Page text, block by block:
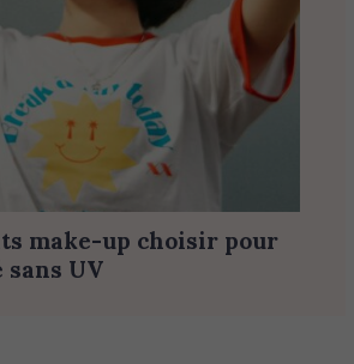
make-up choisir pour
UV